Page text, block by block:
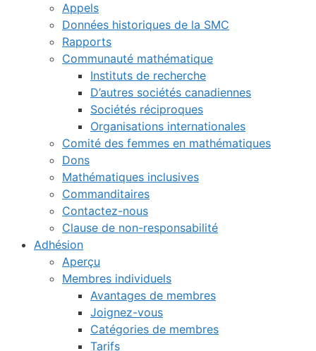
Appels
Données historiques de la SMC
Rapports
Communauté mathématique
Instituts de recherche
D’autres sociétés canadiennes
Sociétés réciproques
Organisations internationales
Comité des femmes en mathématiques
Dons
Mathématiques inclusives
Commanditaires
Contactez-nous
Clause de non-responsabilité
Adhésion
Aperçu
Membres individuels
Avantages de membres
Joignez-vous
Catégories de membres
Tarifs